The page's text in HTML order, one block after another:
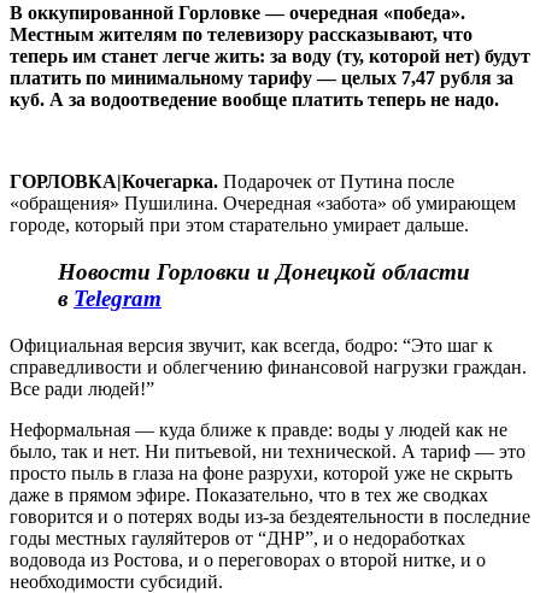
В оккупированной Горловке — очередная «победа».
Местным жителям по телевизору рассказывают, что
теперь им станет легче жить: за воду (ту, которой нет) будут
платить по минимальному тарифу — целых 7,47 рубля за
куб. А за водоотведение вообще платить теперь не надо.
ГОРЛОВКА|Кочегарка. Подарочек от Путина после
«обращения» Пушилина. Очередная «забота» об умирающем
городе, который при этом старательно умирает дальше.
Новости Горловки и Донецкой области
в Telegram
Официальная версия звучит, как всегда, бодро: “Это шаг к
справедливости и облегчению финансовой нагрузки граждан.
Все ради людей!”
Неформальная — куда ближе к правде: воды у людей как не
было, так и нет. Ни питьевой, ни технической. А тариф — это
просто пыль в глаза на фоне разрухи, которой уже не скрыть
даже в прямом эфире. Показательно, что в тех же сводках
говорится и о потерях воды из-за бездеятельности в последние
годы местных гауляйтеров от “ДНР”, и о недоработках
водовода из Ростова, и о переговорах о второй нитке, и о
необходимости субсидий.